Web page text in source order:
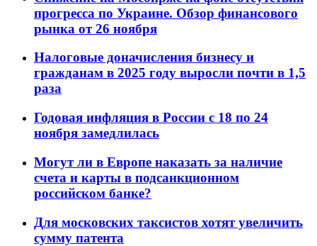
прогресса по Украине. Обзор финансового
рынка от 26 ноября
Налоговые доначисления бизнесу и
гражданам в 2025 году выросли почти в 1,5
раза
Годовая инфляция в России с 18 по 24
ноября замедлилась
Могут ли в Европе наказать за наличие
счета и карты в подсанкционном
российском банке?
Для московских таксистов хотят увеличить
сумму патента